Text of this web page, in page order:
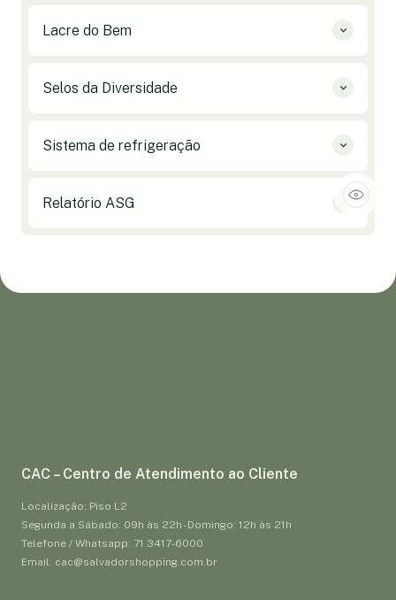
Lacre do Bem
Selos da Diversidade
Sistema de refrigeração
Relatório ASG
CAC – Centro de Atendimento ao Cliente
Localização: Piso L2
Segunda a Sábado: 09h às 22h - Domingo: 12h às 21h
Telefone / Whatsapp: 71 3417-6000
Email: cac@salvadorshopping.com.br